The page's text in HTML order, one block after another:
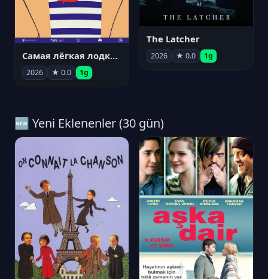
Самая лёгкая лодка в мире
2026 ★ 0.0 1g
The Latcher
2026 ★ 0.0 1g
🆕 Yeni Eklenenler (30 gün)